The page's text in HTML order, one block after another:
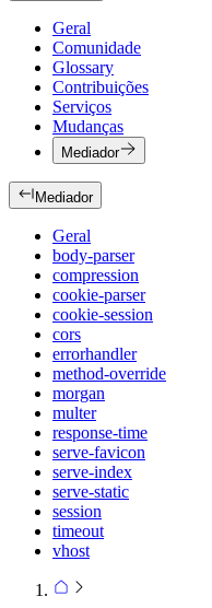
Geral
Comunidade
Glossary
Contribuições
Serviços
Mudanças
Mediador
Mediador
Geral
body-parser
compression
cookie-parser
cookie-session
cors
errorhandler
method-override
morgan
multer
response-time
serve-favicon
serve-index
serve-static
session
timeout
vhost